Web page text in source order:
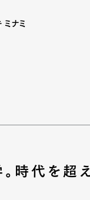
Lifestyle
ミナミ
。時代を超